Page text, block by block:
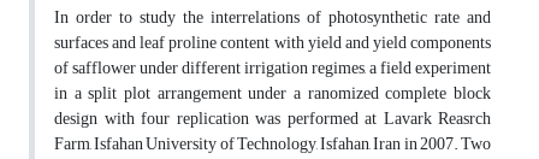
In order to study the interrelations of photosynthetic rate and
surfaces and leaf proline content with yield and yield components
of safflower under different irrigation regimes, a field experiment
in a split plot arrangement under a ranomized complete block
design with four replication was performed at Lavark Reasrch
Farm, Isfahan University of Technology, Isfahan, Iran in 2007. Two